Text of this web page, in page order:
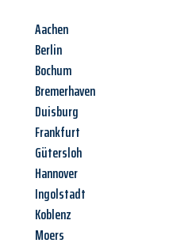
Aachen
Berlin
Bochum
Bremerhaven
Duisburg
Frankfurt
Gütersloh
Hannover
Ingolstadt
Koblenz
Moers